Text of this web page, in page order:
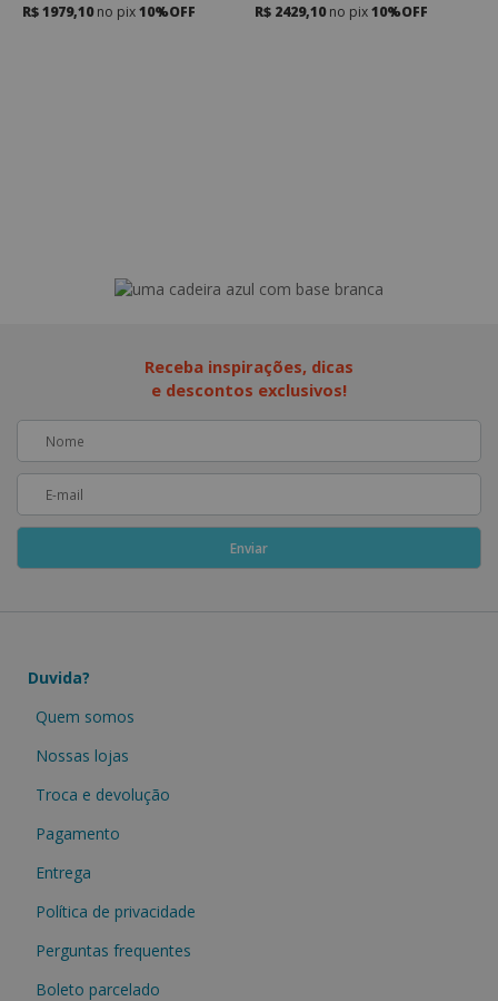
R$ 1979,10no pix10%OFF
R$ 2429,10no pix10%OFF
Receba inspirações, dicas
e descontos exclusivos!
Duvida?
Quem somos
Nossas lojas
Troca e devolução
Pagamento
Entrega
Política de privacidade
Perguntas frequentes
Boleto parcelado